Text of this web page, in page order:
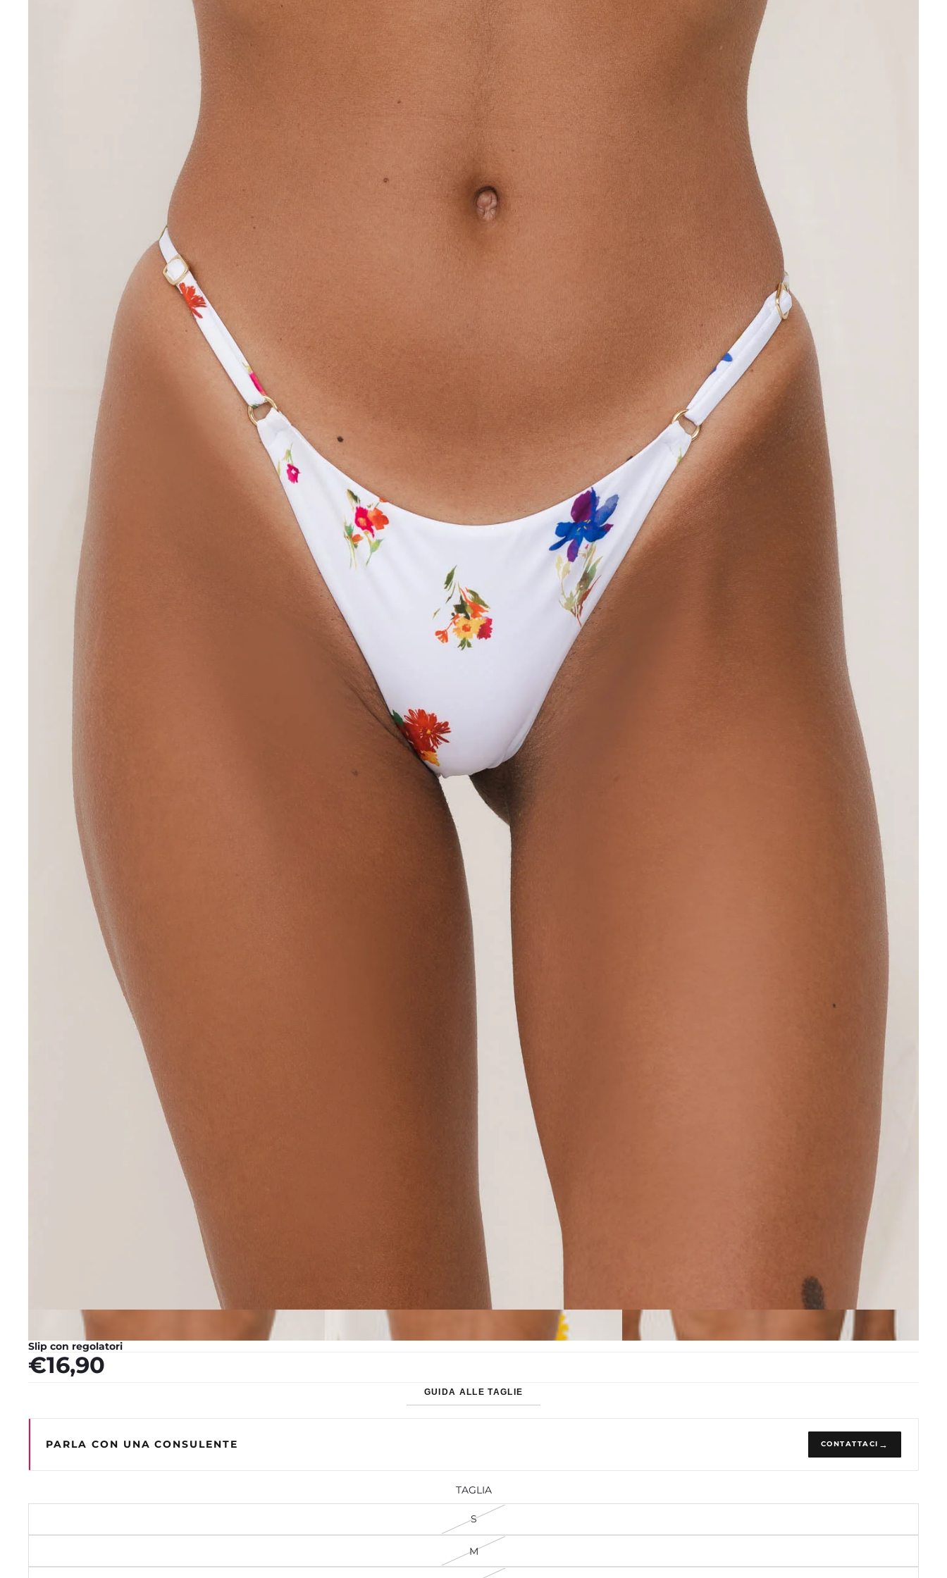
Slip con regolatori
€16,90
GUIDA ALLE TAGLIE
PARLA CON UNA CONSULENTE CONTATTACI
TAGLIA
S
M